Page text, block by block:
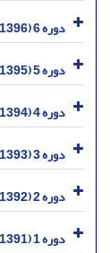
دوره 6 (1396)
دوره 5 (1395)
دوره 4 (1394)
دوره 3 (1393)
دوره 2 (1392)
دوره 1 (1391)